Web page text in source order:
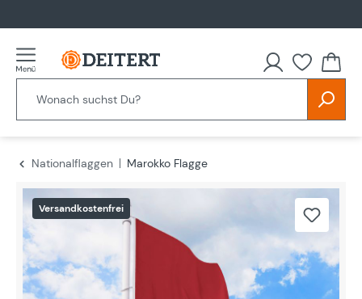
Nationalflaggen
Marokko Flagge
Bildergalerie überspringen
Versandkostenfrei